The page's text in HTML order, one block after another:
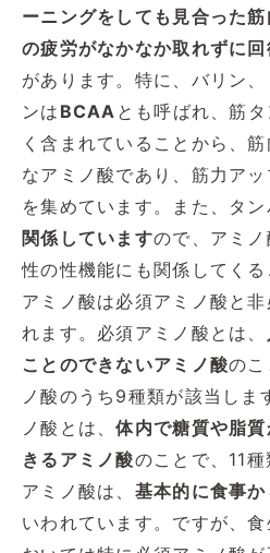
ーニングをしても見合った
の疲労がなかなか取れずに
があります。特に、バリン
ンは BCAA とも呼ばれ、筋
く含まれていることから、
なアミノ酸であり、筋力ア
を集めています。また、タン
関係していますので、アミ
性の性機能にも関係してくる
アミノ酸は必須アミノ酸と
れます。必須アミノ酸とは、
ことのできないアミノ酸のこ
ノ酸のうち9種類が該当しま
ノ酸とは、体内で糖質や脂
きるアミノ酸のことで、11種
アミノ酸は、 基本的に食事
いわれています。ですが、